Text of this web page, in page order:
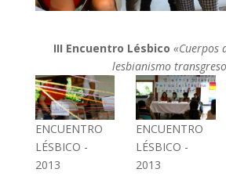
III Encuentro Lésbico «Cuerpos
lesbianismo
ENCUENTRO
LÉSBICO -
2013
ENCUENTRO
LÉSBICO -
2013